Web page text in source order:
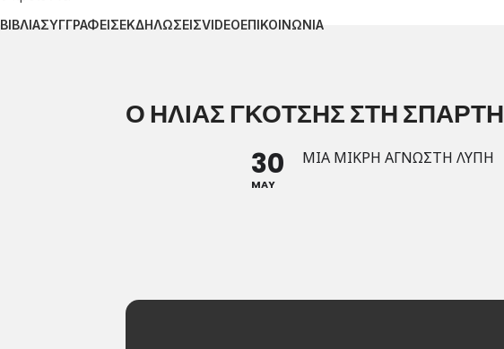
ΒΙΒΛΙΑΣΥΓΓΡΑΦΕΙΣΕΚΔΗΛΩΣΕΙΣVIDEOΕΠΙΚΟΙΝΩΝΙΑ
Ο ΗΛΙΑΣ ΓΚΟΤΣΗΣ ΣΤΗ ΣΠΑΡΤΗ
30
MAY
ΜΙΑ ΜΙΚΡΉ ΆΓΝΩΣΤΗ ΛΎΠΗ